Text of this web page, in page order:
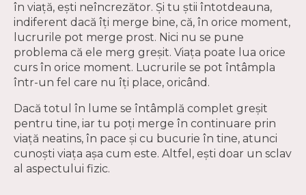
în viață, ești neîncrezător. Și tu știi întotdeauna,
indiferent dacă îți merge bine, că, în orice moment,
lucrurile pot merge prost. Nici nu se pune
problema că ele merg greșit. Viața poate lua orice
curs în orice moment. Lucrurile se pot întâmpla
într-un fel care nu îți place, oricând.
Dacă totul în lume se întâmplă complet greșit
pentru tine, iar tu poți merge în continuare prin
viață neatins, în pace și cu bucurie în tine, atunci
cunoști viața așa cum este. Altfel, ești doar un sclav
al aspectului fizic.